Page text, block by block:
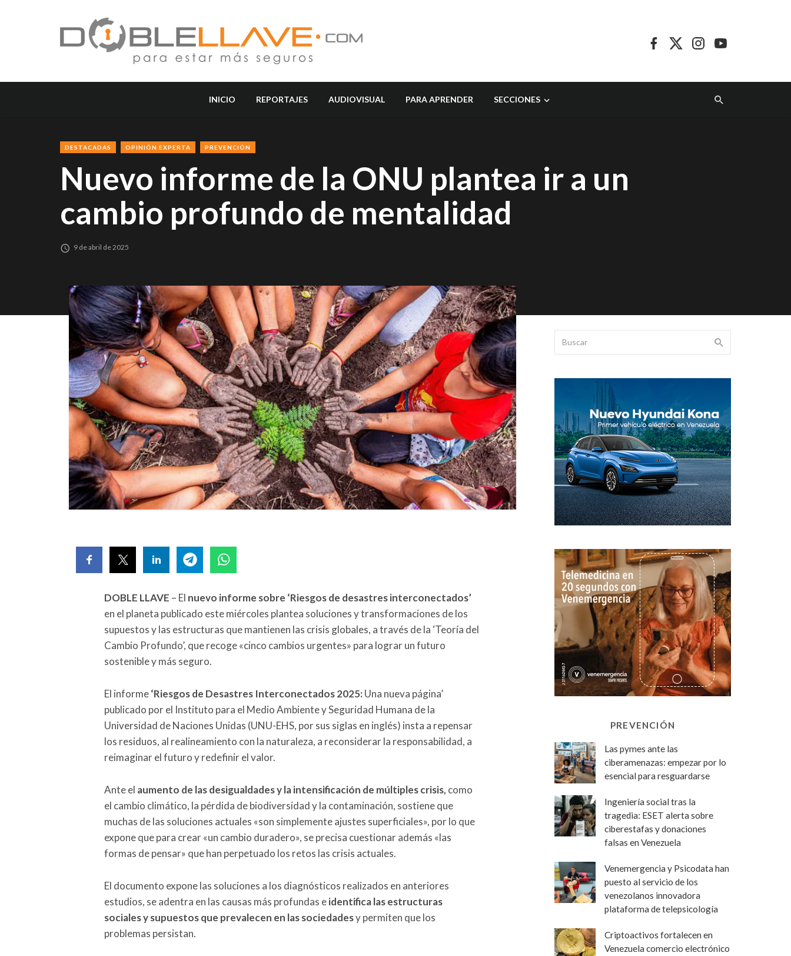
INICIO REPORTAJES AUDIOVISUAL PARA APRENDER SECCIONES
DESTACADAS OPINIÓN EXPERTA PREVENCIÓN
Nuevo informe de la ONU plantea ir a un
cambio profundo de mentalidad
9 de abril de 2025
DOBLE LLAVE – El nuevo informe sobre ‘Riesgos de desastres interconectados’
en el planeta publicado este miércoles plantea soluciones y transformaciones de los
supuestos y las estructuras que mantienen las crisis globales, a través de la ‘Teoría del
Cambio Profundo’, que recoge «cinco cambios urgentes» para lograr un futuro
sostenible y más seguro.
El informe‘Riesgos de Desastres Interconectados 2025: Una nueva página’
publicado por el Instituto para el Medio Ambiente y Seguridad Humana de la
Universidad de Naciones Unidas (UNU-EHS, por sus siglas en inglés) insta a repensar
los residuos, al realineamiento con la naturaleza, a reconsiderar la responsabilidad, a
reimaginar el futuro y redefinir el valor.
Ante el aumento de las desigualdades y la intensificación de múltiples crisis, como
el cambio climático, la pérdida de biodiversidad y la contaminación, sostiene que
muchas de las soluciones actuales «son simplemente ajustes superficiales», por lo que
expone que para crear «un cambio duradero», se precisa cuestionar además «las
formas de pensar» que han perpetuado los retos las crisis actuales.
El documento expone las soluciones a los diagnósticos realizados en anteriores
estudios, se adentra en las causas más profundas eidentifica las estructuras
sociales y supuestos que prevalecen en las sociedadesy permiten que los
problemas persistan.
PREVENCIÓN
Las pymes ante las
ciberamenazas: empezar por lo
esencial para resguardarse
Ingeniería social tras la
tragedia: ESET alerta sobre
ciberestafas y donaciones
falsas en Venezuela
Venemergencia y Psicodata han
puesto al servicio de los
venezolanos innovadora
plataforma de telepsicología
Criptoactivos fortalecen en
Venezuela comercio electrónico